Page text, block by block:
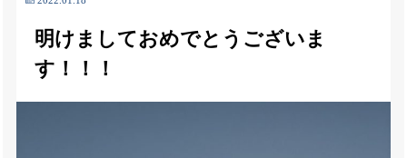
明けましておめでとうございま
す！！！